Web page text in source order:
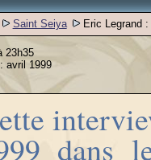
Saint Seiya Eric Legrand
23h35
avril 1999
dans